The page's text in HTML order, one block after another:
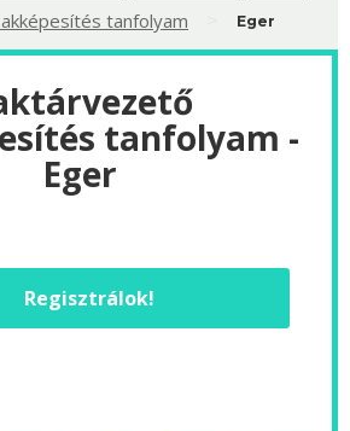
tanfolyam Eger
tanfolyam -
Eger
Regisztrálok!